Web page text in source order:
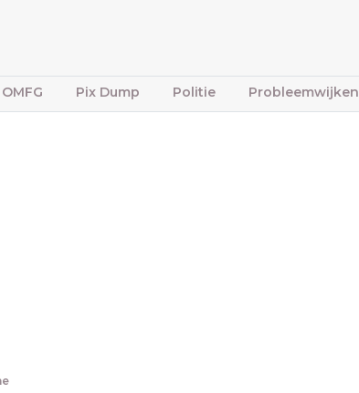
OMFG Pix Dump Politie Probleemwijken